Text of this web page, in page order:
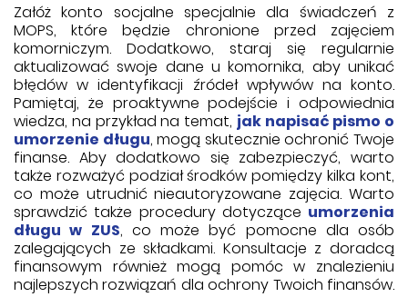
Załóż konto socjalne specjalnie dla świadczeń z
MOPS, które będzie chronione przed zajęciem
komorniczym. Dodatkowo, staraj się regularnie
aktualizować swoje dane u komornika, aby unikać
błędów w identyfikacji źródeł wpływów na konto.
Pamiętaj, że proaktywne podejście i odpowiednia
wiedza, na przykład na temat, jak napisać pismo o
umorzenie długu, mogą skutecznie ochronić Twoje
finanse. Aby dodatkowo się zabezpieczyć, warto
także rozważyć podział środków pomiędzy kilka kont,
co może utrudnić nieautoryzowane zajęcia. Warto
sprawdzić także procedury dotyczące umorzenia
długu w ZUS, co może być pomocne dla osób
zalegających ze składkami. Konsultacje z doradcą
finansowym również mogą pomóc w znalezieniu
najlepszych rozwiązań dla ochrony Twoich finansów.